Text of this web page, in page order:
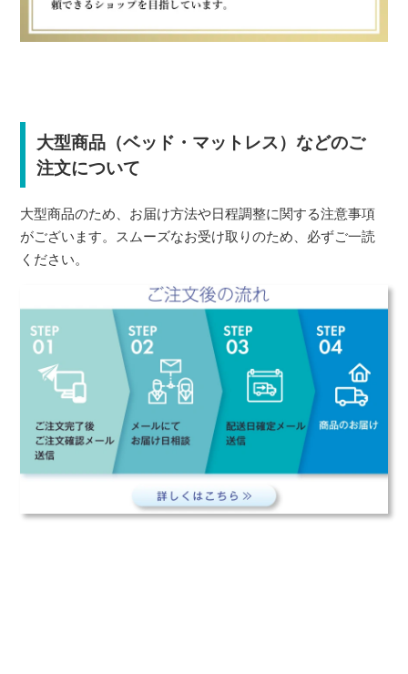
大型商品（ベッド・マットレス）などのご
注文について
大型商品のため、お届け方法や日程調整に関する注意事項
がございます。スムーズなお受け取りのため、必ずご一読
ください。